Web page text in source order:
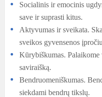
Socialinis ir emocinis
save ir suprasti kitus.
Aktyvumas ir sveikata.
sveikos gyvensenos
Kūrybiškumas.
saviraišką.
Bendruomeniškumas.
siekdami bendrų tikslų.